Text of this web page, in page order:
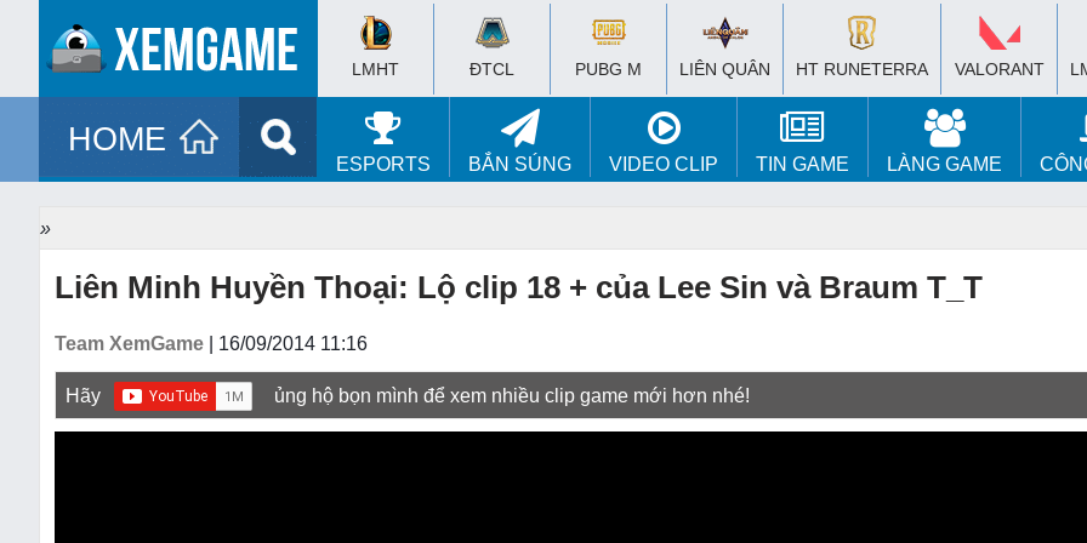
LMHT ĐTCL PUBG M LIÊN QUÂN HT RUNETERRA VALORANT
HOME
ESPORTS BẮN SÚNG VIDEO CLIP TIN GAME LÀNG GAME
»
Liên Minh Huyền Thoại: Lộ clip 18 + của Lee Sin và Braum T_T
Team XemGame | 16/09/2014 11:16
Hãy ủng hộ bọn mình để xem nhiều clip game mới hơn nhé!